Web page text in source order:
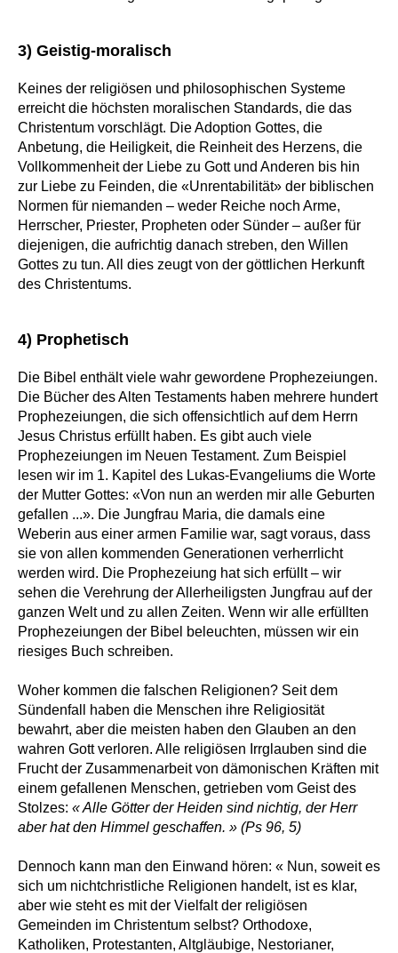
3) Geistig-moralisch
Keines der religiösen und philosophischen Systeme
erreicht die höchsten moralischen Standards, die das
Christentum vorschlägt. Die Adoption Gottes, die
Anbetung, die Heiligkeit, die Reinheit des Herzens, die
Vollkommenheit der Liebe zu Gott und Anderen bis hin
zur Liebe zu Feinden, die «Unrentabilität» der biblischen
Normen für niemanden – weder Reiche noch Arme,
Herrscher, Priester, Propheten oder Sünder – außer für
diejenigen, die aufrichtig danach streben, den Willen
Gottes zu tun. All dies zeugt von der göttlichen Herkunft
des Christentums.
4) Prophetisch
Die Bibel enthält viele wahr gewordene Prophezeiungen.
Die Bücher des Alten Testaments haben mehrere hundert
Prophezeiungen, die sich offensichtlich auf dem Herrn
Jesus Christus erfüllt haben. Es gibt auch viele
Prophezeiungen im Neuen Testament. Zum Beispiel
lesen wir im 1. Kapitel des Lukas-Evangeliums die Worte
der Mutter Gottes: «Von nun an werden mir alle Geburten
gefallen ...». Die Jungfrau Maria, die damals eine
Weberin aus einer armen Familie war, sagt voraus, dass
sie von allen kommenden Generationen verherrlicht
werden wird. Die Prophezeiung hat sich erfüllt – wir
sehen die Verehrung der Allerheiligsten Jungfrau auf der
ganzen Welt und zu allen Zeiten. Wenn wir alle erfüllten
Prophezeiungen der Bibel beleuchten, müssen wir ein
riesiges Buch schreiben.
Woher kommen die falschen Religionen? Seit dem
Sündenfall haben die Menschen ihre Religiosität
bewahrt, aber die meisten haben den Glauben an den
wahren Gott verloren. Alle religiösen Irrglauben sind die
Frucht der Zusammenarbeit von dämonischen Kräften mit
einem gefallenen Menschen, getrieben vom Geist des
Stolzes: « Alle Götter der Heiden sind nichtig, der Herr
aber hat den Himmel geschaffen. » (Ps 96, 5)
Dennoch kann man den Einwand hören: « Nun, soweit es
sich um nichtchristliche Religionen handelt, ist es klar,
aber wie steht es mit der Vielfalt der religiösen
Gemeinden im Christentum selbst? Orthodoxe,
Katholiken, Protestanten, Altgläubige, Nestorianer,